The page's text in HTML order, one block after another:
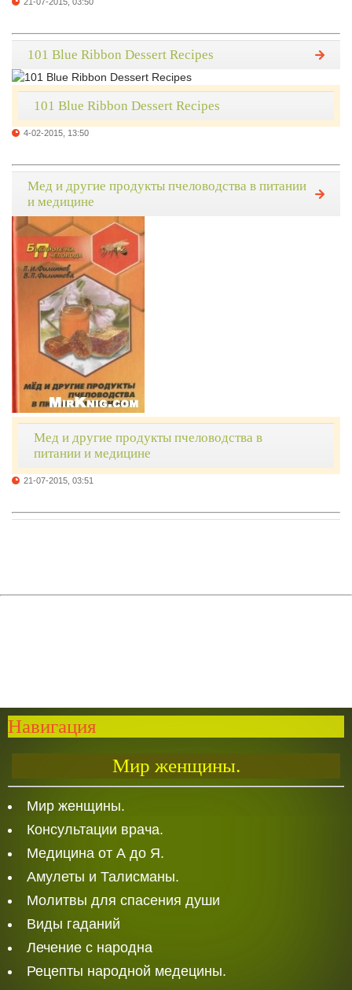
101 Blue Ribbon Dessert Recipes
101 Blue Ribbon Dessert Recipes
4-02-2015, 13:50
Мед и другие продукты пчеловодства в питании
и медицине
Мед и другие продукты пчеловодства в
питании и медицине
21-07-2015, 03:51
Навигация
Мир женщины.
Мир женщины.
Консультации врача.
Медицина от А до Я.
Амулеты и Талисманы.
Молитвы для спасения души
Виды гаданий
Лечение с народна
Рецепты народной медецины.